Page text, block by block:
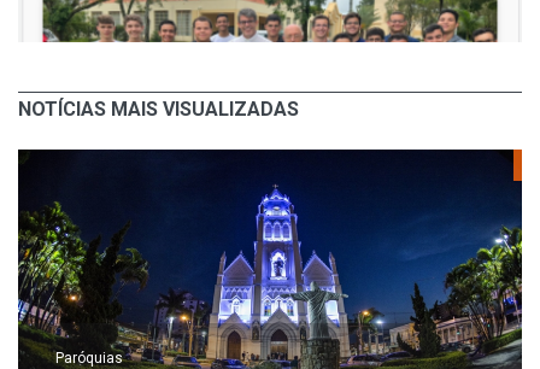
NOTÍCIAS MAIS VISUALIZADAS
Paróquias